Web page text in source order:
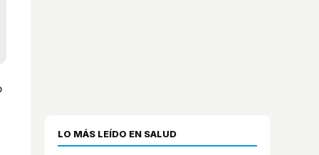
LO MÁS LEÍDO EN SALUD